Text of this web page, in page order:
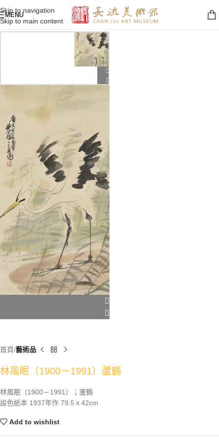
Skip to navigation
Skip to main content
MENU
首頁 藝術品
林風眠（1900－1991）蘆鶴
林風眠（1900－1991）；蘆鶴
設色紙本 1937年作 79.5ｘ42cm
Add to wishlist